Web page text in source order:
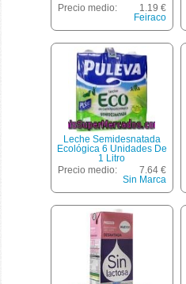
Precio medio:
1.19 €
Feiraco
Leche Semidesnatada
Ecológica 6 Unidades De
1 Litro
Precio medio:
7.64 €
Sin Marca